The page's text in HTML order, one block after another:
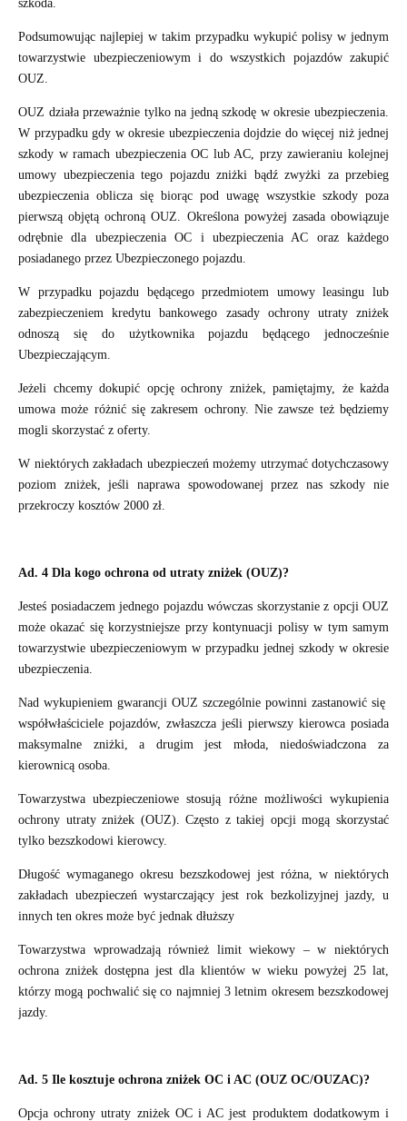
szkoda.
Podsumowując najlepiej w takim przypadku wykupić polisy w jednym
towarzystwie ubezpieczeniowym i do wszystkich pojazdów zakupić
OUZ.
OUZ działa przeważnie tylko na jedną szkodę w okresie ubezpieczenia.
W przypadku gdy w okresie ubezpieczenia dojdzie do więcej niż jednej
szkody w ramach ubezpieczenia OC lub AC, przy zawieraniu kolejnej
umowy ubezpieczenia tego pojazdu zniżki bądź zwyżki za przebieg
ubezpieczenia oblicza się biorąc pod uwagę wszystkie szkody poza
pierwszą objętą ochroną OUZ. Określona powyżej zasada obowiązuje
odrębnie dla ubezpieczenia OC i ubezpieczenia AC oraz każdego
posiadanego przez Ubezpieczonego pojazdu.
W przypadku pojazdu będącego przedmiotem umowy leasingu lub
zabezpieczeniem kredytu bankowego zasady ochrony utraty zniżek
odnoszą się do użytkownika pojazdu będącego jednocześnie
Ubezpieczającym.
Jeżeli chcemy dokupić opcję ochrony zniżek, pamiętajmy, że każda
umowa może różnić się zakresem ochrony. Nie zawsze też będziemy
mogli skorzystać z oferty.
W niektórych zakładach ubezpieczeń możemy utrzymać dotychczasowy
poziom zniżek, jeśli naprawa spowodowanej przez nas szkody nie
przekroczy kosztów 2000 zł.
Ad. 4 Dla kogo ochrona od utraty zniżek (OUZ)?
Jesteś posiadaczem jednego pojazdu wówczas skorzystanie z opcji OUZ
może okazać się korzystniejsze przy kontynuacji polisy w tym samym
towarzystwie ubezpieczeniowym w przypadku jednej szkody w okresie
ubezpieczenia.
Nad wykupieniem gwarancji OUZ szczególnie powinni zastanowić się
współwłaściciele pojazdów, zwłaszcza jeśli pierwszy kierowca posiada
maksymalne zniżki, a drugim jest młoda, niedoświadczona za
kierownicą osoba.
Towarzystwa ubezpieczeniowe stosują różne możliwości wykupienia
ochrony utraty zniżek (OUZ). Często z takiej opcji mogą skorzystać
tylko bezszkodowi kierowcy.
Długość wymaganego okresu bezszkodowej jest różna, w niektórych
zakładach ubezpieczeń wystarczający jest rok bezkolizyjnej jazdy, u
innych ten okres może być jednak dłuższy
Towarzystwa wprowadzają również limit wiekowy – w niektórych
ochrona zniżek dostępna jest dla klientów w wieku powyżej 25 lat,
którzy mogą pochwalić się co najmniej 3 letnim okresem bezszkodowej
jazdy.
Ad. 5 Ile kosztuje ochrona zniżek OC i AC (OUZ OC/OUZAC)?
Opcja ochrony utraty zniżek OC i AC jest produktem dodatkowym i